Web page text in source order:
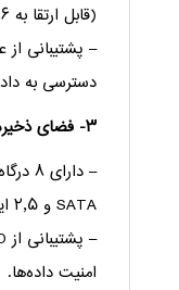
(قابل ارتقا به ۱۶ گیگابایت).
– پشتیبانی
دسترسی به
۳- فضای ذخیره‌سازی (Storage):
SATA و ۲٫۵ اینچی.
امنیت داده‌ها.